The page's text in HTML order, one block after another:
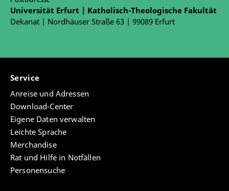
Universität Erfurt | Katholisch-Theologische Fakultät
Dekanat | Nordhäuser Straße 63 | 99089 Erfurt
Service
Anreise und Adressen
Download-Center
Eigene Daten verwalten
Leichte Sprache
Merchandise
Rat und Hilfe in Notfällen
Personensuche